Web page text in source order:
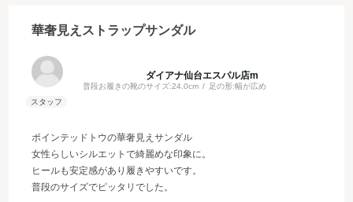
華奢見えストラップサンダル
ダイアナ仙台エスパル店m
普段お履きの靴のサイズ:24.0cm 足の形:幅が広め
ポインテッドトウの華奢見えサンダル
女性らしいシルエットで綺麗めな印象に。
ヒールも安定感があり履きやすいです。
普段のサイズでピッタリでした。